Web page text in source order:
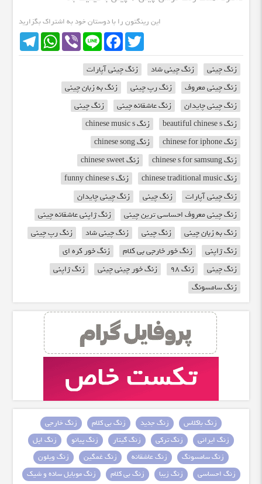
این رینگتون را با دوستان خود به اشتراک بگزارید
TelegramWhatsApp Viber Line
FacebookTwitter
زنگ چینی زنگ چینی شاد
زنگ چینی آپارات
زنگ چینی معروف
زنگ رپ چینی
زنگ به زبان چینی
زنگ چینی چایدان
زنگ عاشقانه چینی
زنگ چینی
زنگ beautiful chinese s
زنگ chinese music s
زنگ chinese for iphone
زنگ chinese song
زنگ chinese s for samsung
زنگ chinese sweet
زنگ chinese traditional music
زنگ funny chinese s
زنگ چینی آپارات
زنگ چینی
زنگ چینی چایدان
زنگ چینی معروف احساسی ترین چینی
زنگ ژاپنی عاشقانه چینی
زنگ به زبان چینی
زنگ چینی زنگ چینی شاد
زنگ رپ چینی
زنگ ژاپنی
زنگ خور خارجی بی کلام
زنگ خور کره ای
زنگ چینی
زنگ 98 زنگ خور چینی چینی
زنگ ژاپنی
زنگ سامسونگ
زنگ باکلاس زنگ جدید زنگ بی کلام
زنگ خارجی
زنگ ایرانی
زنگ ترکی زنگ گیتار زنگ پیانو
زنگ اپل
زنگ سامسونگ
زنگ عاشقانه زنگ غمگین
زنگ ویلون
زنگ احساسی
زنگ زیبا زنگ بی کلام
زنگ موبایل ساده و شیک